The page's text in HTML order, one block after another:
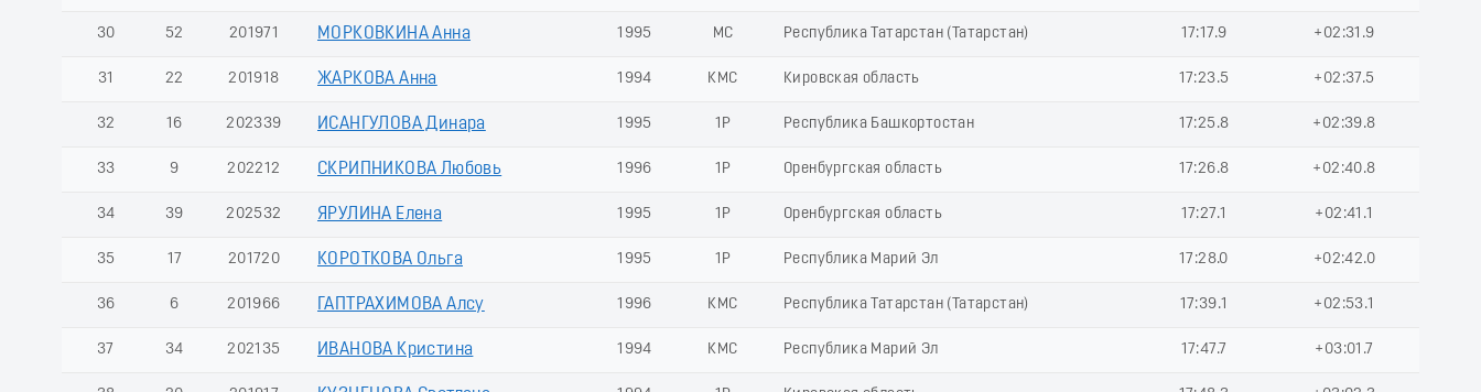
30 52 201971 МОРКОВКИНА Анна 1995 МС Республика Татарстан (Татарстан) 17:17.9 +02:31.9
31 22 201918 ЖАРКОВА Анна 1994 КМС Кировская область 17:23.5 +02:37.5
32 16 202339 ИСАНГУЛОВА Динара 1995 1Р Республика Башкортостан 17:25.8 +02:39.8
33 9 202212 СКРИПНИКОВА Любовь 1996 1Р Оренбургская область 17:26.8 +02:40.8
34 39 202532 ЯРУЛИНА Елена 1995 1Р Оренбургская область 17:27.1 +02:41.1
35 17 201720 КОРОТКОВА Ольга 1995 1Р Республика Марий Эл 17:28.0 +02:42.0
36 6 201966 ГАПТРАХИМОВА Алсу 1996 КМС Республика Татарстан (Татарстан) 17:39.1 +02:53.1
37 34 202135 ИВАНОВА Кристина 1994 КМС Республика Марий Эл 17:47.7 +03:01.7